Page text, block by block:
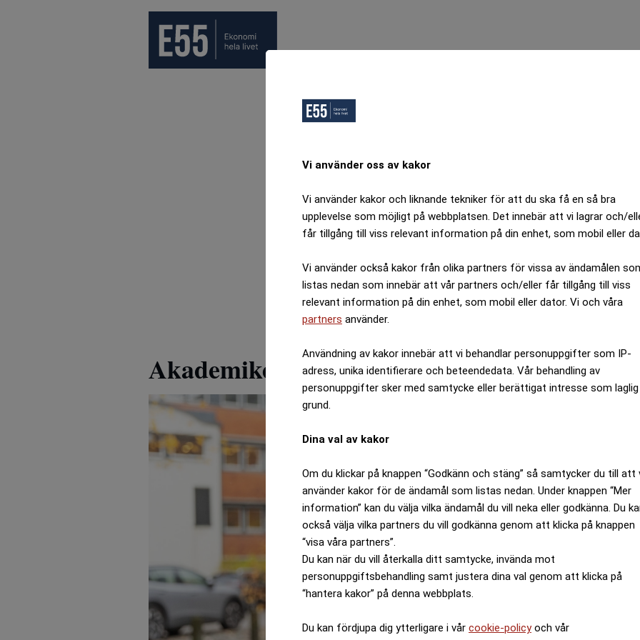
Vi använder oss av kakor
Vi använder kakor och liknande tekniker för att du ska få en så bra
upplevelse som möjligt på webbplatsen. Det innebär att vi lagrar och/
får tillgång till viss relevant information på din enhet, som mobil eller
Vi använder också kakor från olika partners för vissa av ändamålen
listas nedan som innebär att vår partners och/eller får tillgång till viss
relevant information på din enhet, som mobil eller dator. Vi och våra
partners använder.
Användning av kakor innebär att vi behandlar personuppgifter som IP-
adress, unika identifierare och beteendedata. Vår behandling av
personuppgifter sker med samtycke eller berättigat intresse som laglig
grund.
Dina val av kakor
Om du klickar på knappen “Godkänn och stäng” så samtycker du till att
använder kakor för de ändamål som listas nedan. Under knappen “Mer
information” kan du välja vilka ändamål du vill neka eller godkänna. Du
också välja vilka partners du vill godkänna genom att klicka på knappen
“visa våra partners”.
Du kan när du vill återkalla ditt samtycke, invända mot
personuppgiftsbehandling samt justera dina val genom att klicka på
“hantera kakor” på denna webbplats.
Du kan fördjupa dig ytterligare i vår cookie-policyoch vår
Akademiker